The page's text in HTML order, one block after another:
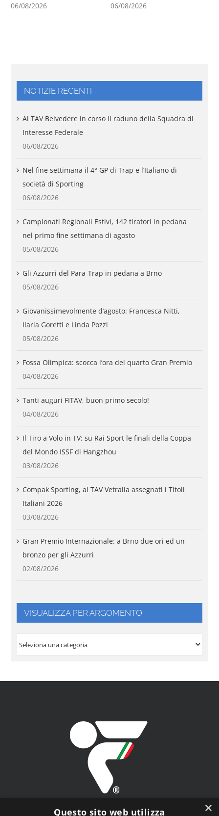
06/08/2026 06/08/2026
NOTIZIE RECENTI
Al TAV Belvedere in corso il raduno della Squadra di
Interesse Federale
06/08/2026
Nel fine settimana il 4° GP di Trap e l’Italiano di
società di Sporting
06/08/2026
Campionati Regionali Estivi, 142 tiratori in pedana
nel primo fine settimana di agosto
05/08/2026
Gli Azzurri del Para-Trap in pedana a Brno
05/08/2026
Giovanissimevolmente d’agosto: Francesca Nitti,
Ilaria Goretti e Linda Pozzi
05/08/2026
Fossa Olimpica: scocca l’ora del quarto Gran Premio
04/08/2026
Tanti auguri FITAV, buon primo secolo!
04/08/2026
Il Tiro a Volo in TV: su Rai Sport le finali della Coppa
del Mondo ISSF di Hangzhou
03/08/2026
Compak Sporting, al TAV Vetralla assegnati i Titoli
Italiani 2026
03/08/2026
Gran Premio Internazionale: a Brno due ori ed un
bronzo per gli Azzurri
02/08/2026
VISUALIZZA PER ARGOMENTO
×
Questo sito web utilizza